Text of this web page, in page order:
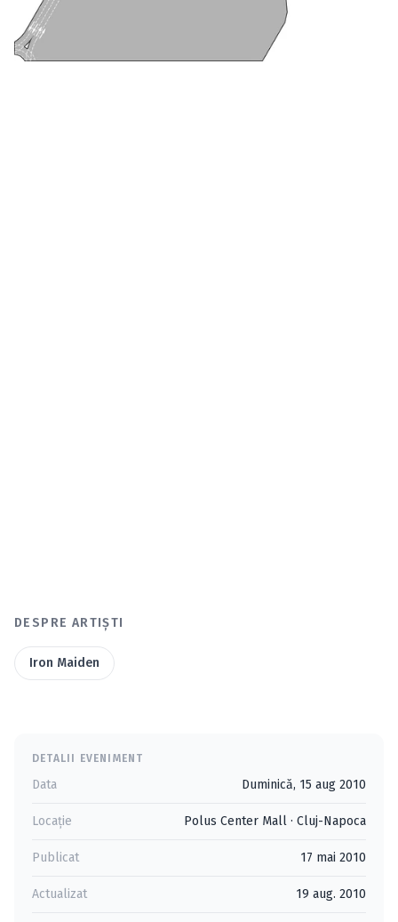
DESPRE ARTIȘTI
Iron Maiden
DETALII EVENIMENT
Data Duminică, 15 aug 2010
Locație Polus Center Mall · Cluj-Napoca
Publicat 17 mai 2010
Actualizat 19 aug. 2010